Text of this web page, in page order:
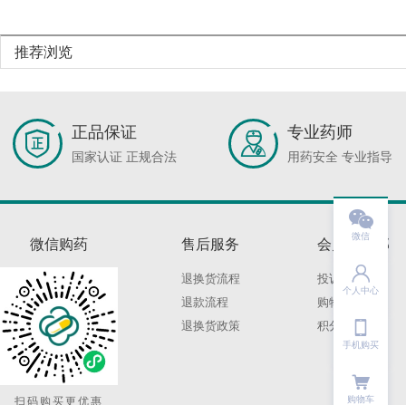
推荐浏览
正品保证
国家认证 正规合法
专业药师
用药安全 专业指导
微信购药
扫码购买更优惠
售后服务
退换货流程
退款流程
退换货政策
会员俱乐部
投诉建议
购物保障
积分规则

微信

个人中心

手机购买
购物车